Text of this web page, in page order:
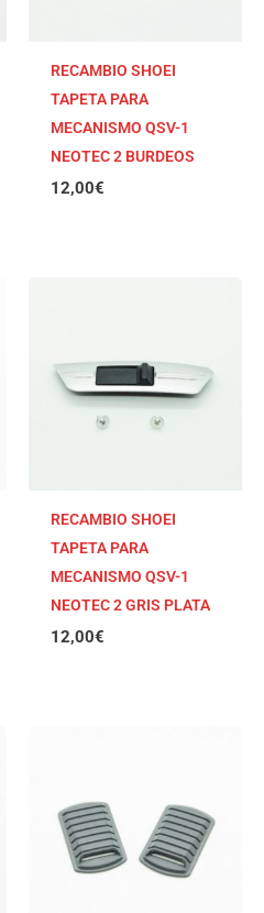
RECAMBIO SHOEI
TAPETA PARA
MECANISMO QSV-1
NEOTEC 2 BURDEOS
12,00€
RECAMBIO SHOEI
TAPETA PARA
MECANISMO QSV-1
NEOTEC 2 GRIS PLATA
12,00€